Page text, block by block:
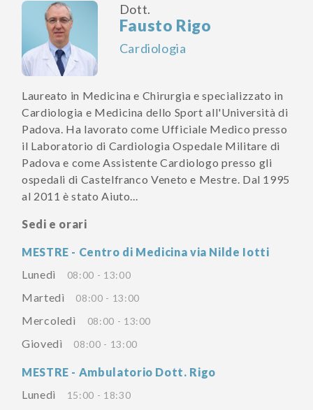
Dott.
Fausto Rigo
Cardiologia
Laureato in Medicina e Chirurgia e specializzato in
Cardiologia e Medicina dello Sport all'Università di
Padova. Ha lavorato come Ufficiale Medico presso
il Laboratorio di Cardiologia Ospedale Militare di
Padova e come Assistente Cardiologo presso gli
ospedali di Castelfranco Veneto e Mestre. Dal 1995
al 2011 è stato Aiuto...
Sedi e orari
MESTRE - Centro di Medicina via Nilde Iotti
Lunedì
08:00 - 13:00
Martedì 08:00 - 13:00
Mercoledì 08:00 - 13:00
Giovedì 08:00 - 13:00
MESTRE - Ambulatorio Dott. Rigo
Lunedì
15:00 - 18:30